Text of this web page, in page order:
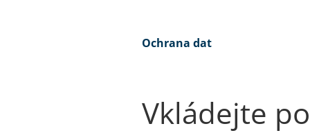
Ochrana dat
Vkládejte